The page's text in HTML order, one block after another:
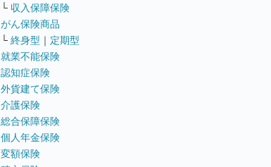
└ 収入保障保険
がん保険商品
└ 終身型 ｜ 定期型
就業不能保険
認知症保険
外貨建て保険
介護保険
総合保障保険
個人年金保険
変額保険